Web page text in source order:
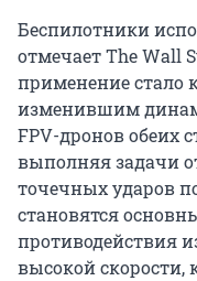
Беспилотники
отмечает The Wall
применение
изменившим
FPV-дронов обеих
выполняя задачи
точечных ударов
становятся
противодействия
высокой скорости,